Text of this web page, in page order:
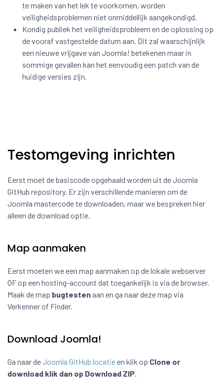
te maken van het lek te voorkomen, worden
veiligheidsproblemen niet onmiddellijk aangekondigd.
Kondig publiek het veiligheidsprobleem en de oplossing op
de vooraf vastgestelde datum aan. Dit zal waarschijnlijk
een nieuwe vrijgave van Joomla! betekenen maar in
sommige gevallen kan het eenvoudig een patch van de
huidige versies zijn.
Testomgeving inrichten
Eerst moet de basiscode opgehaald worden uit de Joomla
GitHub repository. Er zijn verschillende manieren om de
Joomla mastercode te downloaden, maar we bespreken hier
alleen de download optie.
Map aanmaken
Eerst moeten we een map aanmaken op de lokale webserver
OF op een hosting-account dat toegankelijk is via de browser.
Maak de map bugtesten aan en ga naar deze map via
Verkenner of Finder.
Download Joomla!
Ga naar deJoomla GitHub locatieen klik op Clone or
download klik dan op Download ZIP.